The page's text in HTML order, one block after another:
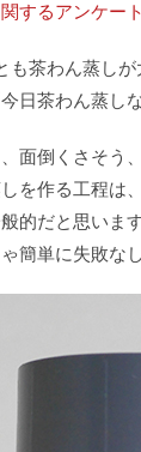
するアンケー
も茶わん蒸しが
日茶わん蒸し
面倒くさそう
を作る工程は
的だと思います
簡単に失敗な